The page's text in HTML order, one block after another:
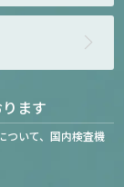
ます
ついて、国内検査機